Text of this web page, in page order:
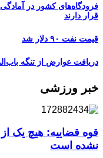
فرودگاه‌های کشور در
قرار دارند
قیمت نفت ۹۰ دلار شد
دریافت عوارض از تنگه
خبر ورزشی
قوه قضاییه: هیچ یک
نشده است